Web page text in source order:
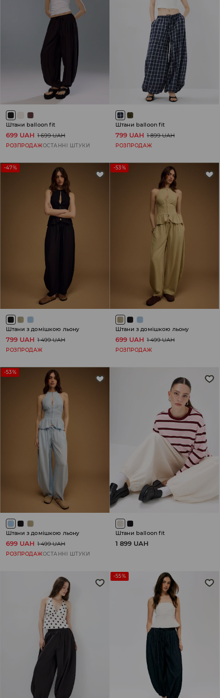
Штани balloon fit
699 UAH 1 699 UAH
РОЗПРОДАЖОСТАННІ ШТУКИ
Штани balloon fit
799 UAH 1 899 UAH
РОЗПРОДАЖ
-47%
Штани з домішкою льону
799 UAH 1 499 UAH
РОЗПРОДАЖ
-53%
Штани з домішкою льону
699 UAH 1 499 UAH
РОЗПРОДАЖ
-53%
Штани з домішкою льону
699 UAH 1 499 UAH
РОЗПРОДАЖОСТАННІ ШТУКИ
Штани balloon fit
1 899 UAH
-55%